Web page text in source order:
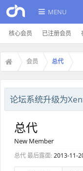
MENU
核心会员 已注册会员
会员 总代
论坛系统升级为
总代
New Member
总代 最后露面: 2013-11-